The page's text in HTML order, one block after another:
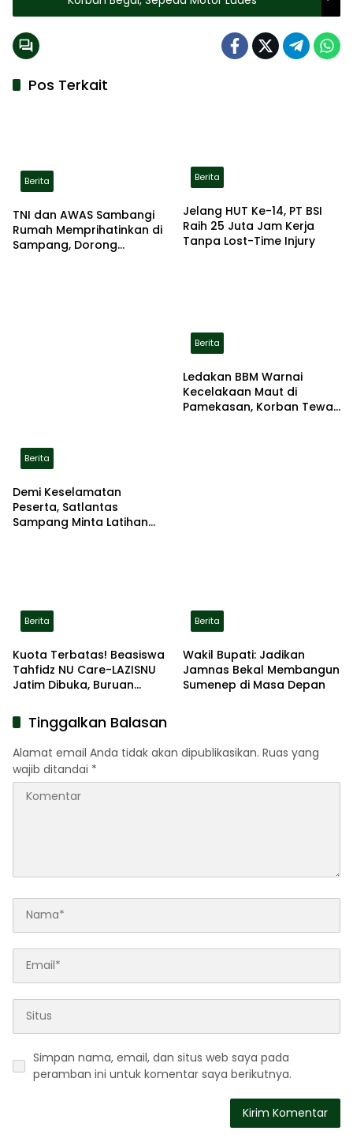
Pos Terkait
Berita
TNI dan AWAS Sambangi
Rumah Memprihatinkan di
Sampang, Dorong
Berita
Jelang HUT Ke-14, PT BSI
Raih 25 Juta Jam Kerja
Tanpa Lost-Time Injury
Berita
Demi Keselamatan
Peserta, Satlantas
Sampang Minta Latihan
Berita
Ledakan BBM Warnai
Kecelakaan Maut di
Pamekasan, Korban Tewas
Berita
Kuota Terbatas! Beasiswa
Tahfidz NU Care-LAZISNU
Jatim Dibuka, Buruan
Berita
Wakil Bupati: Jadikan
Jamnas Bekal Membangun
Sumenep di Masa Depan
Tinggalkan Balasan
Alamat email Anda tidak akan dipublikasikan. Ruas yang
wajib ditandai *
Simpan nama, email, dan situs web saya pada
peramban ini untuk komentar saya berikutnya.